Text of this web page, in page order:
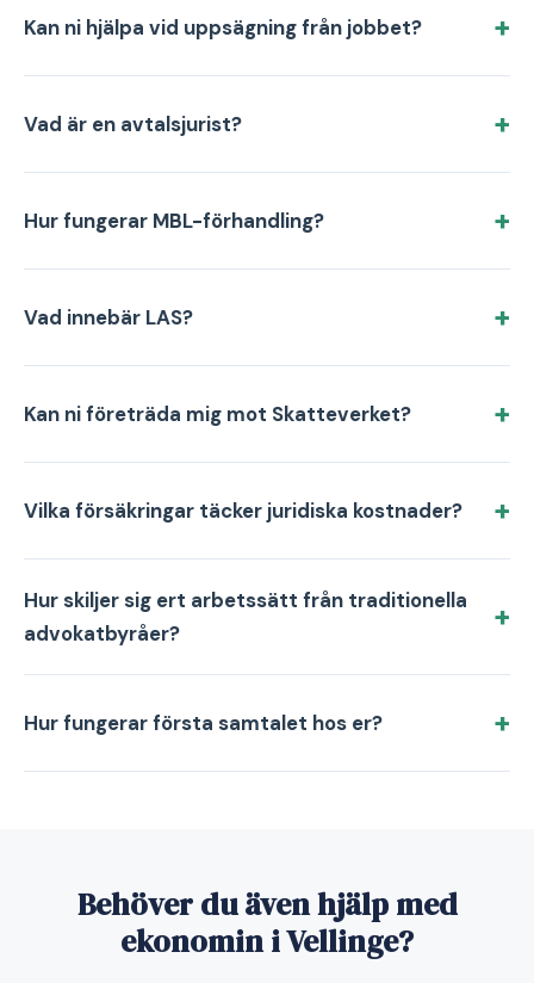
Kan ni hjälpa vid uppsägning från jobbet?
Vad är en avtalsjurist?
Hur fungerar MBL-förhandling?
Vad innebär LAS?
Kan ni företräda mig mot Skatteverket?
Vilka försäkringar täcker juridiska kostnader?
Hur skiljer sig ert arbetssätt från traditionella
advokatbyråer?
Hur fungerar första samtalet hos er?
Behöver du även hjälp med
ekonomin i Vellinge?